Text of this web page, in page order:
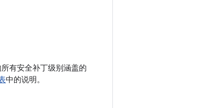
有安全补丁级别涵盖的
中的说明。